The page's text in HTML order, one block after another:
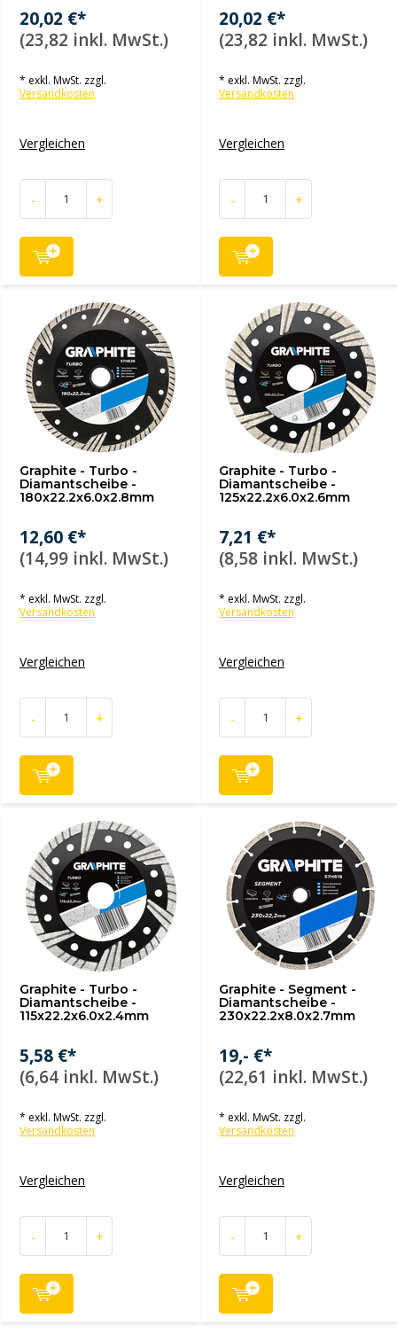
20,02 €*
(23,82 inkl. MwSt.)
* exkl. MwSt. zzgl.
Versandkosten
Vergleichen
- +
20,02 €*
(23,82 inkl. MwSt.)
* exkl. MwSt. zzgl.
Versandkosten
Vergleichen
- +
Graphite - Turbo -
Diamantscheibe -
180x22.2x6.0x2.8mm
12,60 €*
(14,99 inkl. MwSt.)
* exkl. MwSt. zzgl.
Versandkosten
Vergleichen
- +
Graphite - Turbo -
Diamantscheibe -
125x22.2x6.0x2.6mm
7,21 €*
(8,58 inkl. MwSt.)
* exkl. MwSt. zzgl.
Versandkosten
Vergleichen
- +
Graphite - Turbo -
Diamantscheibe -
115x22.2x6.0x2.4mm
5,58 €*
(6,64 inkl. MwSt.)
* exkl. MwSt. zzgl.
Versandkosten
Vergleichen
- +
Graphite - Segment -
Diamantscheibe -
230x22.2x8.0x2.7mm
19,- €*
(22,61 inkl. MwSt.)
* exkl. MwSt. zzgl.
Versandkosten
Vergleichen
- +